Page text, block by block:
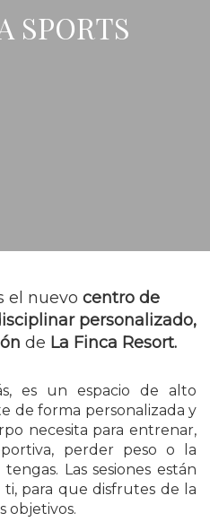
SPORTS
el nuevo centro de
personalizado,
de La Finca Resort.
es un espacio de alto
de forma personalizada y
necesita para entrenar,
perder peso o la
Las sesiones están
ti, para que disfrutes de la
objetivos.